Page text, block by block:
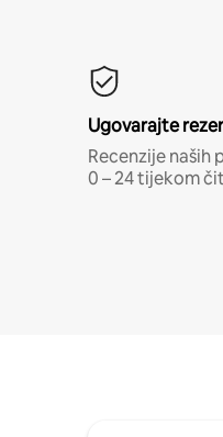
Ugovarajte
Recenzije naših
0 – 24 tijekom